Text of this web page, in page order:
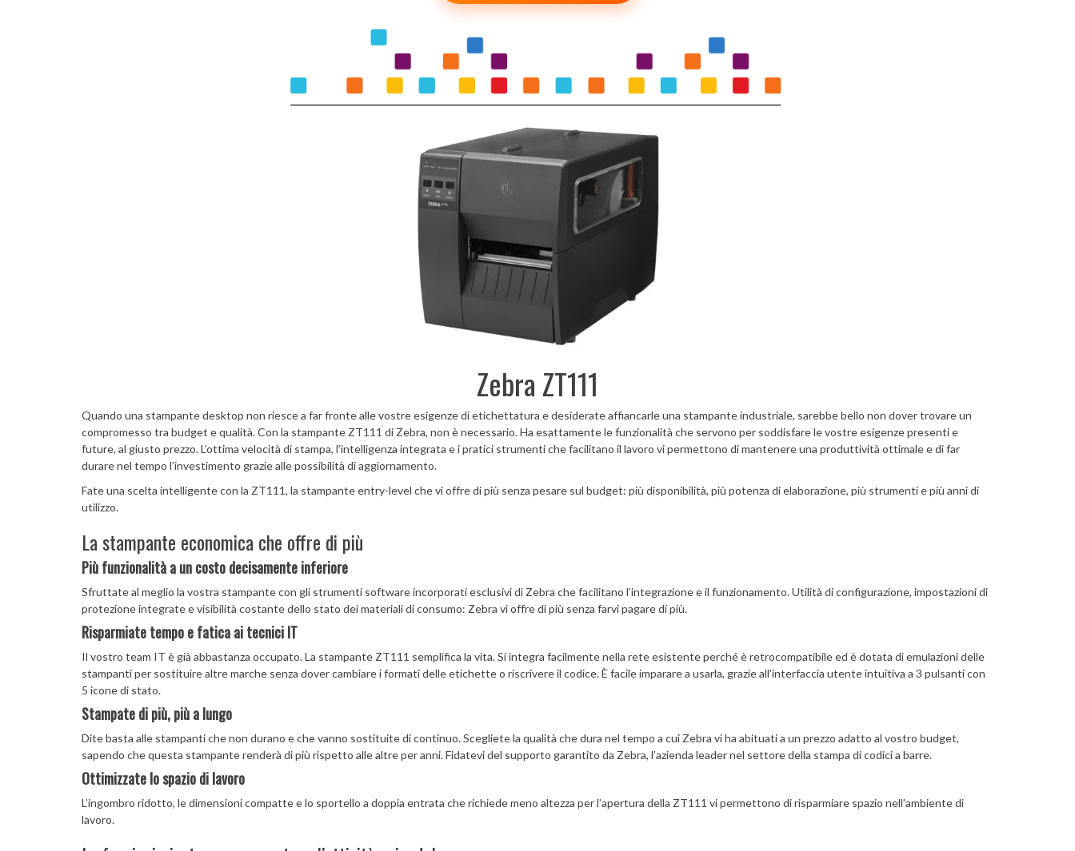
Zebra ZT111
Quando una stampante desktop non riesce a far fronte alle vostre esigenze di etichettatura e desiderate affiancarle una stampante industriale, sarebbe bello non dover trovare un
compromesso tra budget e qualità. Con la stampante ZT111 di Zebra, non è necessario. Ha esattamente le funzionalità che servono per soddisfare le vostre esigenze presenti e
future, al giusto prezzo. L’ottima velocità di stampa, l’intelligenza integrata e i pratici strumenti che facilitano il lavoro vi permettono di mantenere una produttività ottimale e di far
durare nel tempo l’investimento grazie alle possibilità di aggiornamento.
Fate una scelta intelligente con la ZT111, la stampante entry-level che vi offre di più senza pesare sul budget: più disponibilità, più potenza di elaborazione, più strumenti e più anni di
utilizzo.
La stampante economica che offre di più
Più funzionalità a un costo decisamente inferiore
Sfruttate al meglio la vostra stampante con gli strumenti software incorporati esclusivi di Zebra che facilitano l’integrazione e il funzionamento. Utilità di configurazione, impostazioni di
protezione integrate e visibilità costante dello stato dei materiali di consumo: Zebra vi offre di più senza farvi pagare di più.
Risparmiate tempo e fatica ai tecnici IT
Il vostro team IT è già abbastanza occupato. La stampante ZT111 semplifica la vita. Si integra facilmente nella rete esistente perché è retrocompatibile ed è dotata di emulazioni delle
stampanti per sostituire altre marche senza dover cambiare i formati delle etichette o riscrivere il codice. È facile imparare a usarla, grazie all’interfaccia utente intuitiva a 3 pulsanti con
5 icone di stato.
Stampate di più, più a lungo
Dite basta alle stampanti che non durano e che vanno sostituite di continuo. Scegliete la qualità che dura nel tempo a cui Zebra vi ha abituati a un prezzo adatto al vostro budget,
sapendo che questa stampante renderà di più rispetto alle altre per anni. Fidatevi del supporto garantito da Zebra, l’azienda leader nel settore della stampa di codici a barre.
Ottimizzate lo spazio di lavoro
L’ingombro ridotto, le dimensioni compatte e lo sportello a doppia entrata che richiede meno altezza per l’apertura della ZT111 vi permettono di risparmiare spazio nell’ambiente di
lavoro.